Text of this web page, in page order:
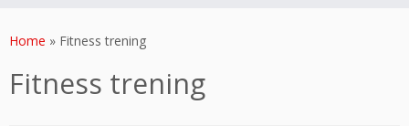
Home » Fitness trening
Fitness trening